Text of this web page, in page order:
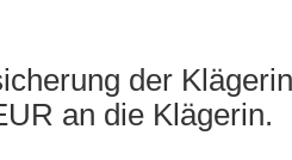
der
an die Klägerin.